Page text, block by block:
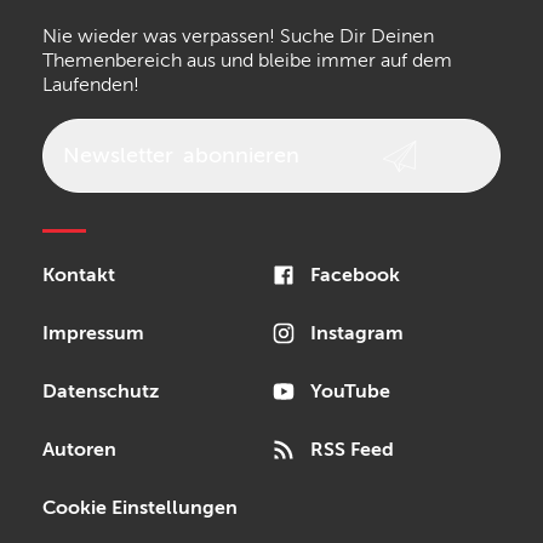
Walrus Audio Epiphone
Nie wieder was verpassen! Suche Dir Deinen
Themenbereich aus und bleibe immer auf dem
Laufenden!
Kontakt
Impressum
Datenschutz
Autoren
Cookie Einstellungen
Facebook
Instagram
YouTube
RSS Feed